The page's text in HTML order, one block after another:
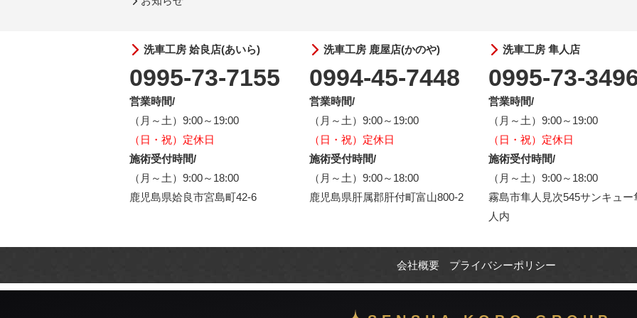
洗車工房 姶良店(あいら)
0995-73-7155
営業時間/
（月～土）9:00～19:00
（日・祝）定休日
施術受付時間/
（月～土）9:00～18:00
鹿児島県姶良市宮島町42-6
洗車工房 鹿屋店(かのや)
0994-45-7448
営業時間/
（月～土）9:00～19:00
（日・祝）定休日
施術受付時間/
（月～土）9:00～18:00
鹿児島県肝属郡肝付町富山800-2
洗車工房 隼人店
0995-73-
営業時間/
（月～土）9:00～19:00
（日・祝）定休日
施術受付時間/
（月～土）9:00～18:00
霧島市隼人見次545サンキュー
人内
会社概要 プライバシーポリシー